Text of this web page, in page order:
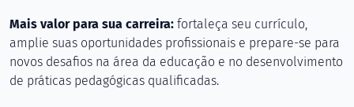
Mais valor para sua carreira: fortaleça seu currículo,
amplie suas oportunidades profissionais e prepare-se para
novos desafios na área da educação e no desenvolvimento
de práticas pedagógicas qualificadas.